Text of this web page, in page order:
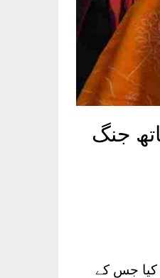
جنگ
کیا جس کے